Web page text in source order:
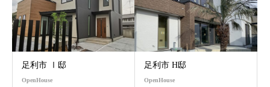
足利市 Ⅰ邸
OpenHouse
足利市 H邸
OpenHouse